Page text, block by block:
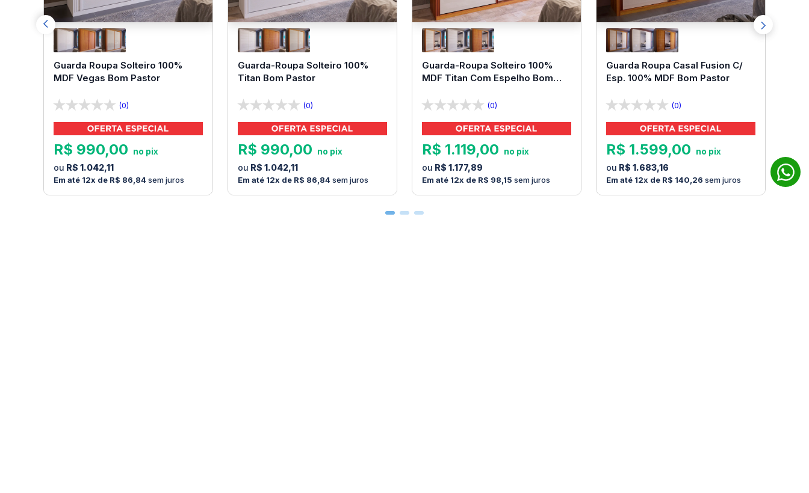
Guarda Roupa Solteiro 100%
MDF Vegas Bom Pastor
(0)
R$ 990,00
R$ 1.042,11
12 R$ 86 84sem juros
Guarda-Roupa Solteiro 100%
Titan Bom Pastor
(0)
R$ 990,00
R$ 1.042,11
12 R$ 86 84sem juros
Guarda-Roupa Solteiro 100%
MDF Titan Com Espelho Bom
(0)
R$ 1.119,00
R$ 1.177,89
12 R$ 98 15 sem juros
Guarda Roupa Casal Fusion C/
Esp. 100% MDF Bom Pastor
(0)
R$ 1.599,00
R$ 1.683,16
12 R$ 140 26 sem juros